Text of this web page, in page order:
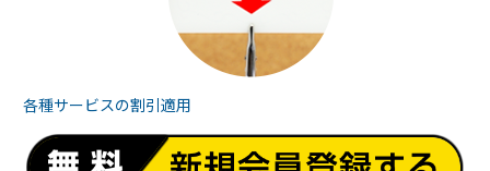
各種サービスの割引適用